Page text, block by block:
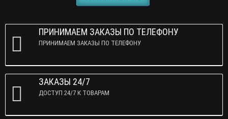
ПРИНИМАЕМ ЗАКАЗЫ ПО ТЕЛЕФОНУ
ПРИНИМАЕМ ЗАКАЗЫ ПО ТЕЛЕФОНУ
ЗАКАЗЫ 24/7
ДОСТУП 24/7 К ТОВАРАМ